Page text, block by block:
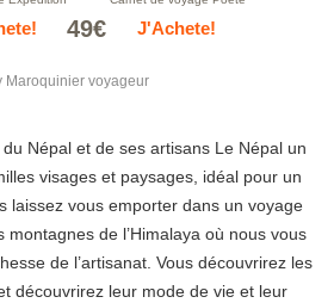
49€ J'Achete!
Maroquinier voyageur
Népal et de ses artisans Le Népal un
visages et paysages, idéal pour un
laissez vous emporter dans un voyage
montagnes de l’Himalaya où nous vous
de l’artisanat. Vous découvrirez les
découvrirez leur mode de vie et leur